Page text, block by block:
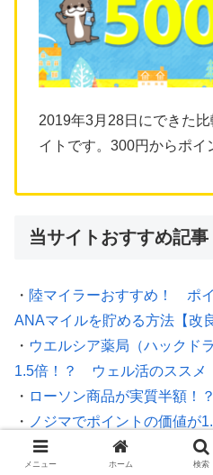
2019年3月28日にできた
イトです。300円からポイ
当サイトおすすめ記事
・ 陸マイラーおすすめ！ ポ
ANAマイルを貯める方法【改
・ ウエルシア薬局（ハックド
1.5倍！？ ウェル活のススメ
・ ローソン商品が実質半額！
・ ノジマでポイントの価値
ジ活のススメ
・ ライフメディアポイントを
メニュー ホーム 検索